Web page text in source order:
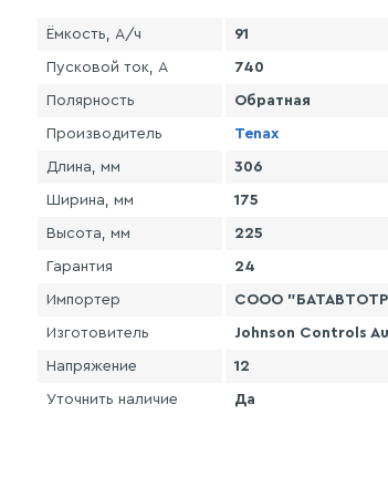
Ёмкость, А/ч 91
Пусковой ток, А 740
Полярность Обратная
Производитель Tenax
Длина, мм 306
Ширина, мм 175
Высота, мм 225
Гарантия 24
Импортер СООО
Изготовитель Johnson Controls
Напряжение 12
Уточнить наличие Да